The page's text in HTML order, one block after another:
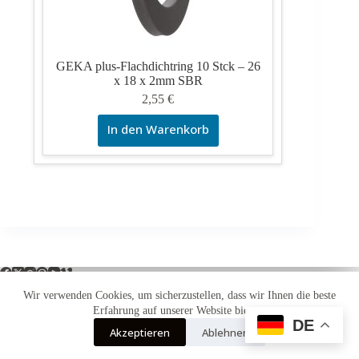
Wir verwenden Cookies, um sicherzustellen, dass wir Ihnen die beste
Erfahrung auf unserer Website bieten.
Akzeptieren Ablehnen
GEKA plus-Flachdichtring 10 Stck – 26
x 18 x 2mm SBR
2,55€
In den Warenkorb
Widerrufsbelehrung
Versandarten
AGB
Datenschutzerklärung
DE